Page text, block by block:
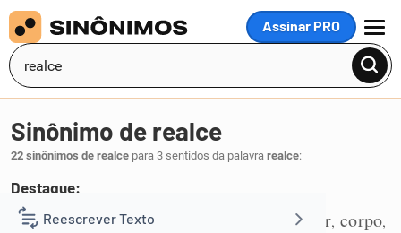
Assinar PRO
MENU
Reescrever Texto
Sinônimo de realce
22 sinônimos de realce para 3 sentidos da palavra realce:
Destaque:
1 ênfase,destaque brilho, cor, corpo,